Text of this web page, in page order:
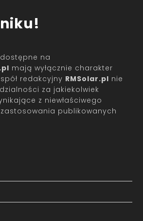
na
mają wyłącznie charakter
redakcyjny RMSolar.pl nie
za jakiekolwiek
z niewłaściwego
publikowanych